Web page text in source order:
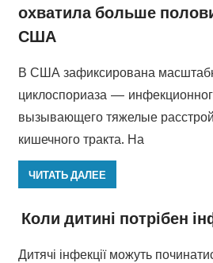
охватила больше
США
В США зафиксирована
циклоспориаза —
вызывающего тяжелые
кишечного тракта. На
ЧИТАТЬ ДАЛЕЕ
Коли дитині потрібен
Дитячі інфекції можуть